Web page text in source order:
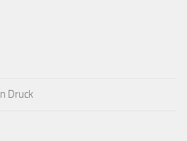
Druck